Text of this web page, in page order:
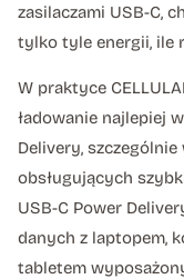
zasilaczami USB-C,
tylko tyle energii, ile
W praktyce
ładowanie najlepiej
Delivery,
obsługujących
USB-C Power
danych z laptopem,
tabletem